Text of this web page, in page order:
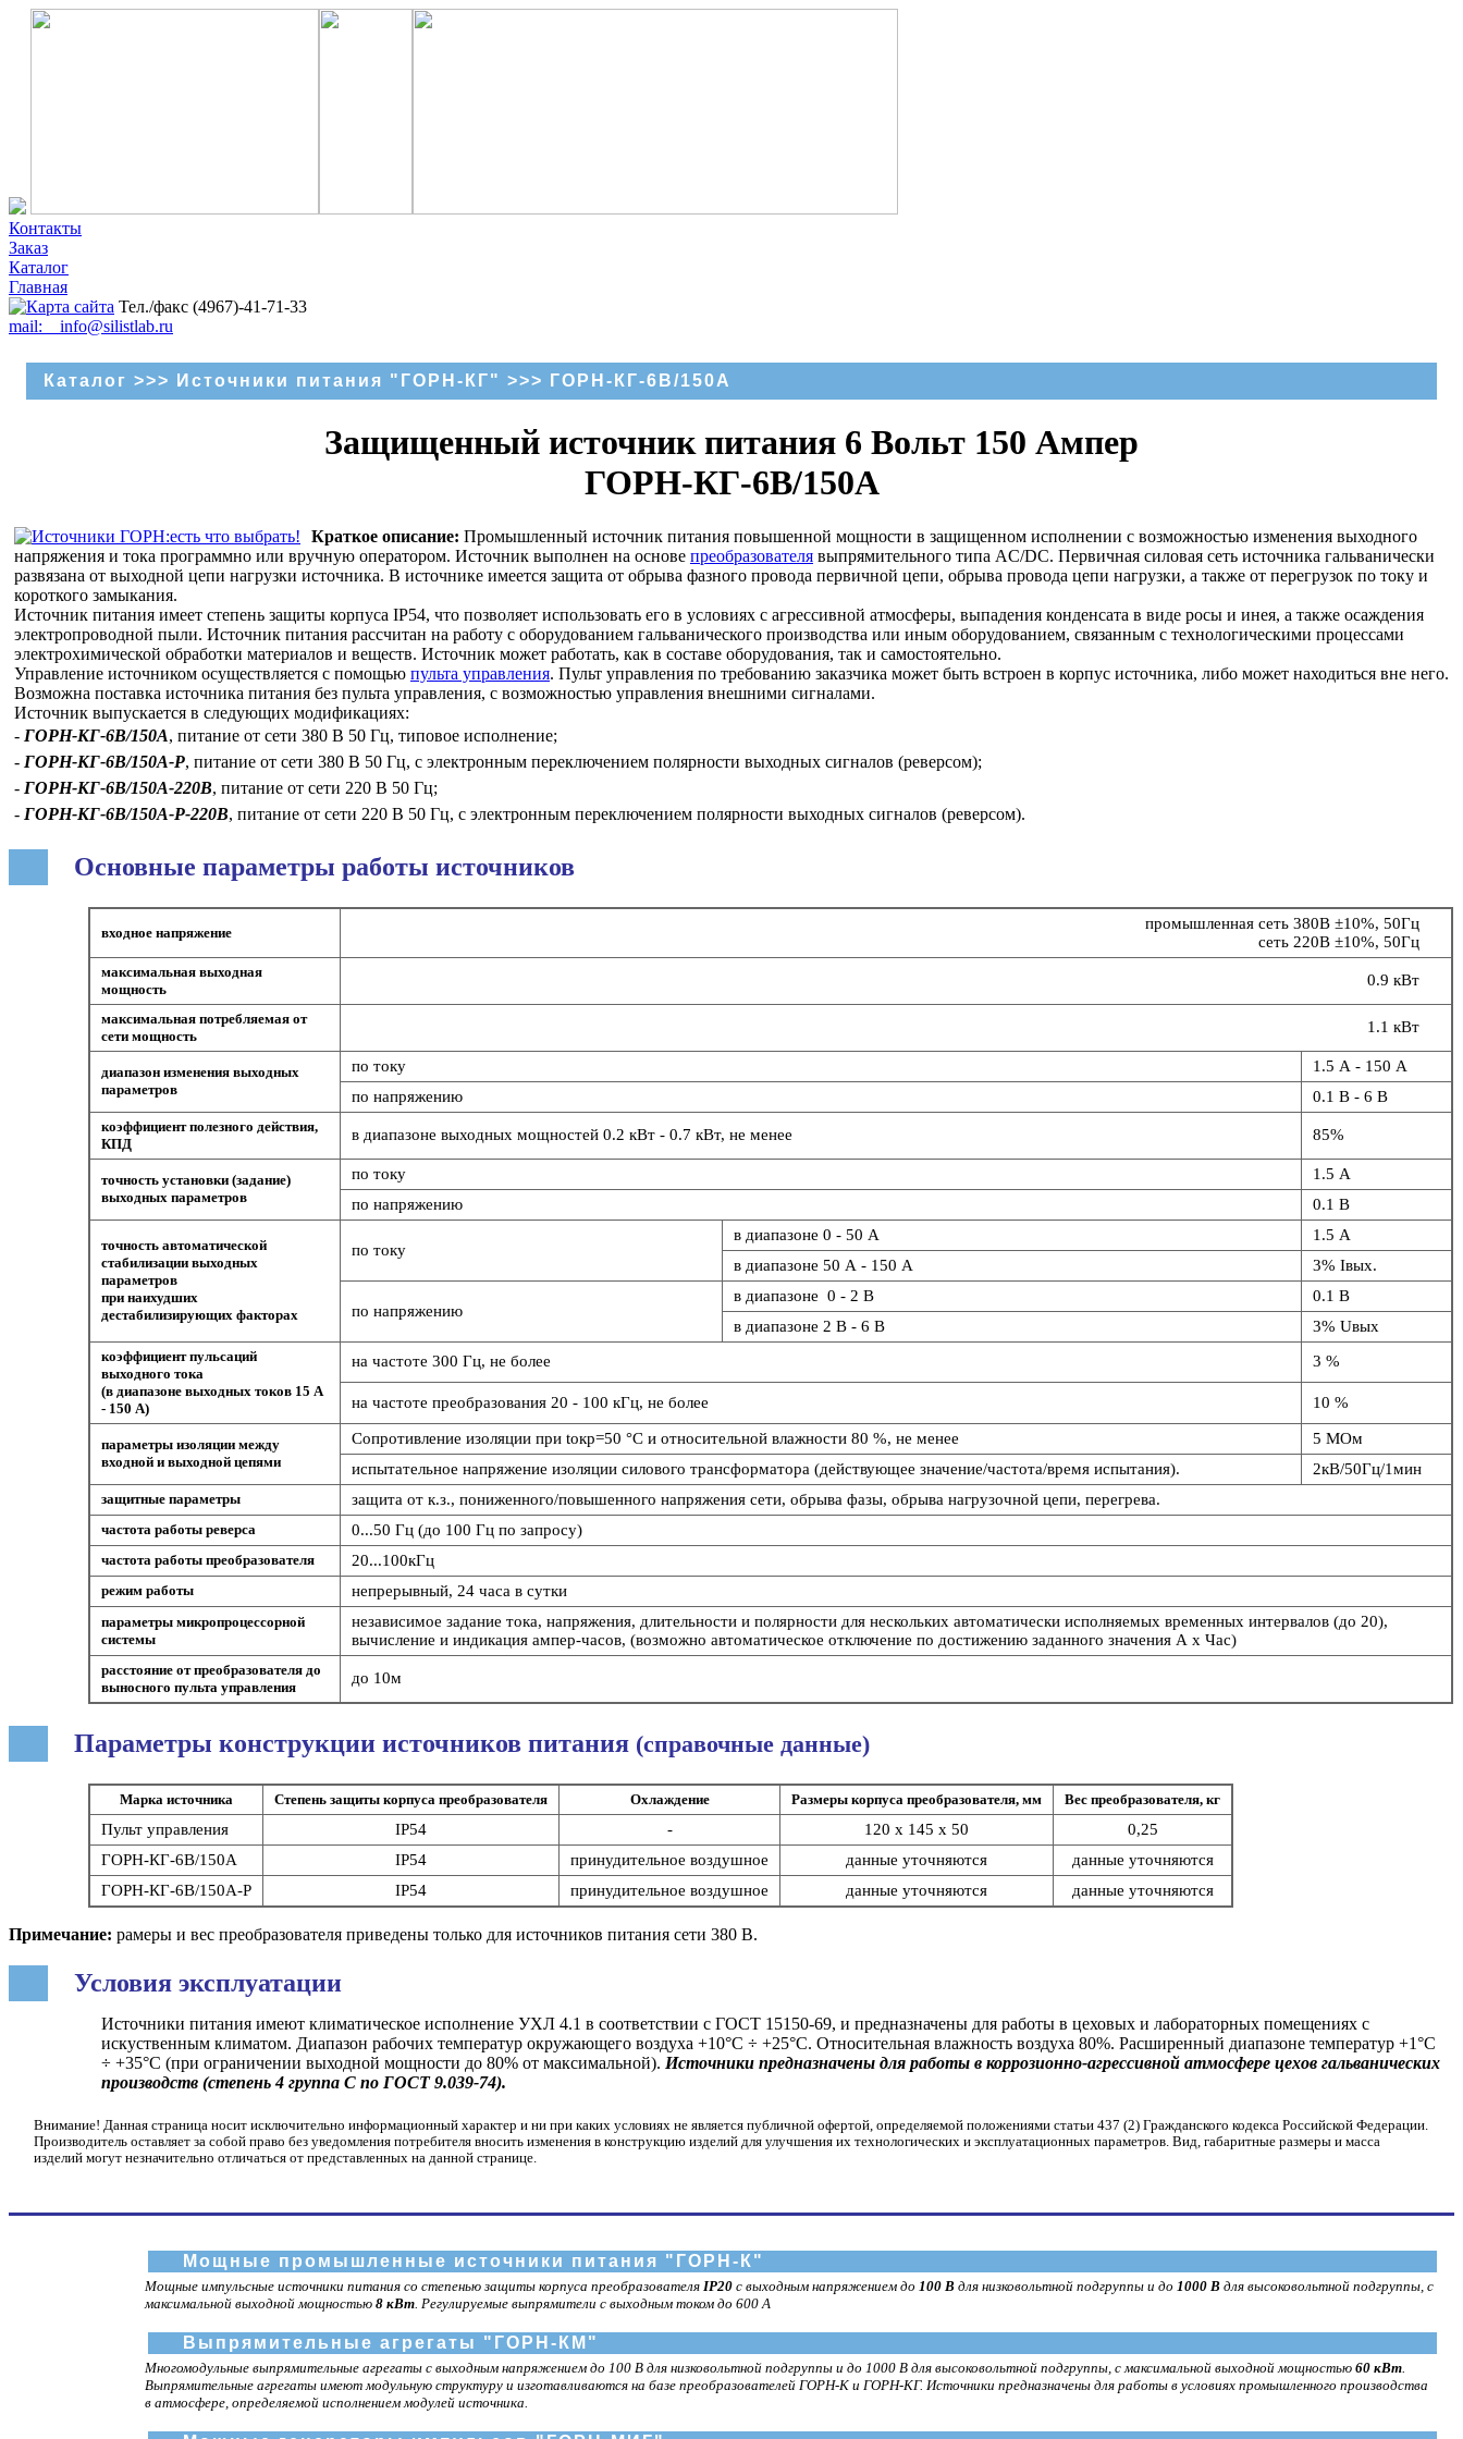
Контакты
Заказ
Каталог
Главная
Тел./факс (4967)-41-71-33
mail: info@silistlab.ru
Каталог >>> Источники питания "ГОРН-КГ" >>> ГОРН-КГ-6В/150А
Защищенный источник питания 6 Вольт 150 Ампер
ГОРН-КГ-6В/150А
Краткое описание: Промышленный источник питания повышенной мощности в защищенном исполнении с возможностью изменения выходного
напряжения и тока программно или вручную оператором. Источник выполнен на основе преобразователя выпрямительного типа AC/DC. Первичная силовая сеть источника гальванически
развязана от выходной цепи нагрузки источника. В источнике имеется защита от обрыва фазного провода первичной цепи, обрыва провода цепи нагрузки, а также от перегрузок по току и
короткого замыкания.
Источник питания имеет степень защиты корпуса IP54, что позволяет использовать его в условиях с агрессивной атмосферы, выпадения конденсата в виде росы и инея, а также осаждения
электропроводной пыли. Источник питания рассчитан на работу с оборудованием гальванического производства или иным оборудованием, связанным с технологическими процессами
электрохимической обработки материалов и веществ. Источник может работать, как в составе оборудования, так и самостоятельно.
Управление источником осуществляется с помощью пульта управления. Пульт управления по требованию заказчика может быть встроен в корпус источника, либо может находиться вне него.
Возможна поставка источника питания без пульта управления, с возможностью управления внешними сигналами.
Источник выпускается в следующих модификациях:
- ГОРН-КГ-6В/150А, питание от сети 380 В 50 Гц, типовое исполнение;
- ГОРН-КГ-6В/150А-Р, питание от сети 380 В 50 Гц, с электронным переключением полярности выходных сигналов (реверсом);
- ГОРН-КГ-6В/150А-220В, питание от сети 220 В 50 Гц;
- ГОРН-КГ-6В/150А-Р-220В, питание от сети 220 В 50 Гц, с электронным переключением полярности выходных сигналов (реверсом).
Основные параметры работы источников
входное напряжение
промышленная сеть 380В ±10%, 50Гц
сеть 220В ±10%, 50Гц
максимальная выходная
мощность
0.9 кВт
максимальная потребляемая от
сети мощность
1.1 кВт
диапазон изменения выходных
параметров
по току
1.5 А - 150 А
по напряжению
0.1 В - 6 В
коэффициент полезного действия,
КПД
в диапазоне выходных мощностей 0.2 кВт - 0.7 кВт, не менее 85%
точность установки (задание)
выходных параметров
по току
1.5 А
по напряжению
0.1 В
точность автоматической
стабилизации выходных
параметров
при наихудших
дестабилизирующих факторах
по току
в диапазоне 0 - 50 А
1.5 А
в диапазоне 50 А - 150 А
3% Iвых.
по напряжению
в диапазоне 0 - 2 В
0.1 В
в диапазоне 2 В - 6 В
3% Uвых
коэффициент пульсаций
выходного тока
(в диапазоне выходных токов 15 А
- 150 А)
на частоте 300 Гц, не более 3 %
на частоте преобразования 20 - 100 кГц, не более 10 %
параметры изоляции между
входной и выходной цепями
Сопротивление изоляции при tокр=50 °С и относительной влажности 80 %, не менее
5 МОм
испытательное напряжение изоляции силового трансформатора (действующее значение/частота/время испытания).
2кВ/50Гц/1мин
защитные параметры защита от к.з., пониженного/повышенного напряжения сети, обрыва фазы, обрыва нагрузочной цепи, перегрева.
частота работы реверса 0...50 Гц (до 100 Гц по запросу)
частота работы преобразователя 20...100кГц
режим работы непрерывный, 24 часа в сутки
параметры микропроцессорной
системы
независимое задание тока, напряжения, длительности и полярности для нескольких автоматически исполняемых временных интервалов (до 20),
вычисление и индикация ампер-часов, (возможно автоматическое отключение по достижению заданного значения А х Час)
расстояние от преобразователя до
выносного пульта управления
до 10м
Параметры конструкции источников питания (справочные данные)
Марка источника Степень защиты корпуса преобразователя Охлаждение Размеры корпуса преобразователя, мм Вес преобразователя, кг
Пульт управления IP54 - 120 х 145 х 50
0,25
ГОРН-КГ-6В/150А
IP54 принудительное воздушное данные уточняются
данные уточняются
ГОРН-КГ-6В/150А-Р
IP54 принудительное воздушное данные уточняются данные уточняются
Примечание: рамеры и вес преобразователя приведены только для источников питания сети 380 В.
Условия эксплуатации
Источники питания имеют климатическое исполнение УХЛ 4.1 в соответствии с ГОСТ 15150-69, и предназначены для работы в цеховых и лабораторных помещениях с
искуственным климатом. Диапазон рабочих температур окружающего воздуха +10°С ÷ +25°С. Относительная влажность воздуха 80%. Расширенный диапазоне температур +1°С
÷ +35°С (при ограничении выходной мощности до 80% от максимальной). Источники предназначены для работы в коррозионно-агрессивной атмосфере цехов гальванических
производств (степень 4 группа C по ГОСТ 9.039-74).
Внимание! Данная страница носит исключительно информационный характер и ни при каких условиях не является публичной офертой, определяемой положениями статьи 437 (2) Гражданского кодекса Российской Федерации.
Производитель оставляет за собой право без уведомления потребителя вносить изменения в конструкцию изделий для улучшения их технологических и эксплуатационных параметров. Вид, габаритные размеры и масса
изделий могут незначительно отличаться от представленных на данной странице.
Мощные промышленные источники питания "ГОРН-К"
Мощные импульсные источники питания со степенью защиты корпуса преобразователя IP20 с выходным напряжением до 100 В для низковольтной подгруппы и до 1000 В для высоковольтной подгруппы, с
максимальной выходной мощностью 8 кВт. Регулируемые выпрямители с выходным током до 600 А
Выпрямительные агрегаты "ГОРН-КМ"
Многомодульные выпрямительные агрегаты с выходным напряжением до 100 В для низковольтной подгруппы и до 1000 В для высоковольтной подгруппы, с максимальной выходной мощностью 60 кВт
Выпрямительные агрегаты имеют модульную структуру и изготавливаются на базе преобразователей ГОРН-К и ГОРН-КГ. Источники предназначены для работы в условиях промышленного производства
в атмосфере, определяемой исполнением модулей источника.